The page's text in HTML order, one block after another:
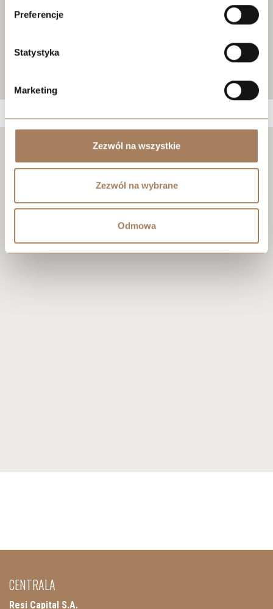
Preferencje
Statystyka
Marketing
Zezwól na wszystkie
Zezwól na wybrane
Odmowa
Negocjuj cenę
CENTRALA
Resi Capital S.A.